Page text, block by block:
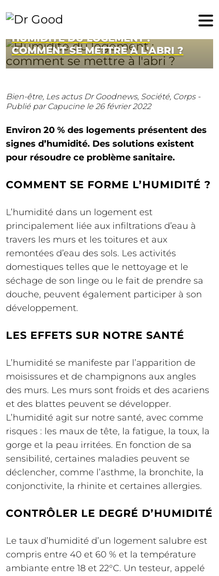
26 février 2022
HUMIDITÉ DU LOGEMENT :
COMMENT SE METTRE À L'ABRI ?
Bien-être, Les actus Dr Goodnews, Société, Corps -
Publié par Capucine le 26 février 2022
Environ 20 % des logements présentent des
signes d’humidité. Des solutions existent
pour résoudre ce problème sanitaire.
COMMENT SE FORME L’HUMIDITÉ ?
L’humidité dans un logement est
principalement liée aux infiltrations d’eau à
travers les murs et les toitures et aux
remontées d’eau des sols. Les activités
domestiques telles que le nettoyage et le
séchage de son linge ou le fait de prendre sa
douche, peuvent également participer à son
développement.
LES EFFETS SUR NOTRE SANTÉ
L’humidité se manifeste par l’apparition de
moisissures et de champignons aux angles
des murs. Les murs sont froids et des acariens
et des blattes peuvent se développer.
L’humidité agit sur notre santé, avec comme
risques : les maux de tête, la fatigue, la toux, la
gorge et la peau irritées. En fonction de sa
sensibilité, certaines maladies peuvent se
déclencher, comme l’asthme, la bronchite, la
conjonctivite, la rhinite et certaines allergies.
CONTRÔLER LE DEGRÉ D’HUMIDITÉ
Le taux d’humidité d’un logement salubre est
compris entre 40 et 60 % et la température
ambiante entre 18 et 22°C. Un testeur, appelé